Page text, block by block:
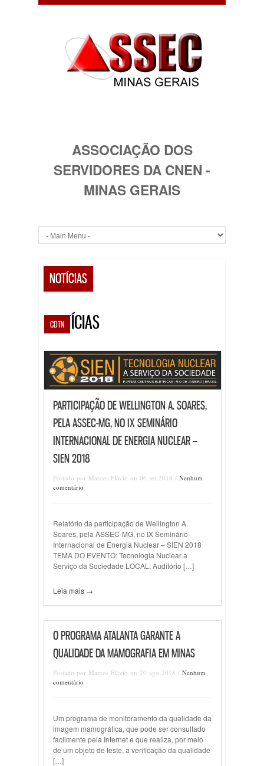
ASSOCIAÇÃO DOS
SERVIDORES DA CNEN -
MINAS GERAIS
NOTÍCIAS
NOTÍCIAS
CDTN
PARTICIPAÇÃO DE WELLINGTON A. SOARES,
PELA ASSEC-MG, NO IX SEMINÁRIO
INTERNACIONAL DE ENERGIA NUCLEAR –
SIEN 2018
Postado por Marcos Flávio on 06 set 2018 / Nenhum
comentário
Relatório da participação de Wellington A.
Soares, pela ASSEC-MG, no IX Seminário
Internacional de Energia Nuclear – SIEN 2018
TEMA DO EVENTO: Tecnologia Nuclear a
Serviço da Sociedade LOCAL: Auditório […]
Leia mais →
O PROGRAMA ATALANTA GARANTE A
QUALIDADE DA MAMOGRAFIA EM MINAS
Postado por Marcos Flávio on 20 ago 2018 / Nenhum
comentário
Um programa de monitoramento da qualidade da
imagem mamográfica, que pode ser consultado
facilmente pela Internet e que realiza, por meio
de um objeto de teste, a verificação da qualidade
[…]